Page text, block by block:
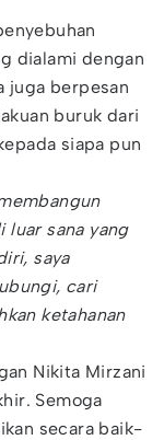
dialami dengan
juga berpesan
buruk dari
siapa pun
luar sana yang
saya
cari
ketahanan
Nikita Mirzani
Semoga
secara baik-